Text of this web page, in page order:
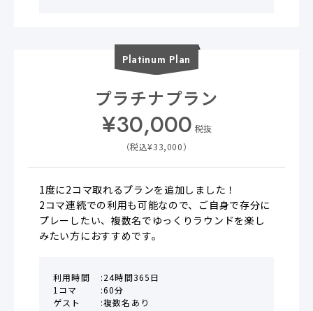
Platinum Plan
プラチナプラン
¥30,000 税抜
（税込¥33,000）
1度に2コマ取れるプランを追加しました！
2コマ連続での利用も可能なので、ご自身で存分に
プレーしたい、複数名でゆっくりラウンドを楽し
みたい方におすすめです。
利用時間
24時間365日
1コマ
60分
ゲスト
複数名あり